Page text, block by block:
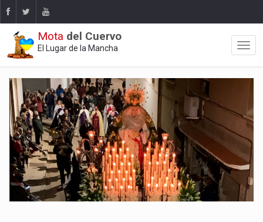
Mota del Cuervo
El Lugar de la Mancha